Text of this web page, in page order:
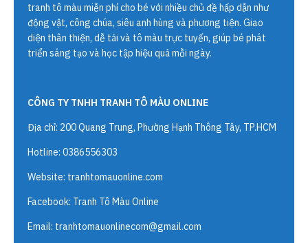
tranh tô màu miễn phí cho bé với nhiều chủ đề hấp dẫn như
động vật, công chúa, siêu anh hùng và phương tiện. Giao
diện thân thiện, dễ tải và tô màu trực tuyến, giúp bé phát
triển sáng tạo và học tập hiệu quả mỗi ngày.
CÔNG TY TNHH TRANH TÔ MÀU ONLINE
Địa chỉ: 200 Quang Trung, Phường Hạnh Thông Tây, TP.HCM
Hotline: 0386556303
Website: tranhtomauonline.com
Facebook: Tranh Tô Màu Online
Email: tranhtomauonlinecom@gmail.com